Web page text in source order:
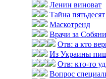
Ленин виноват
Тайна
Маскотренд
Врачи за
Отв: а кто
Из Украины
Отв: кто-то
Вопрос